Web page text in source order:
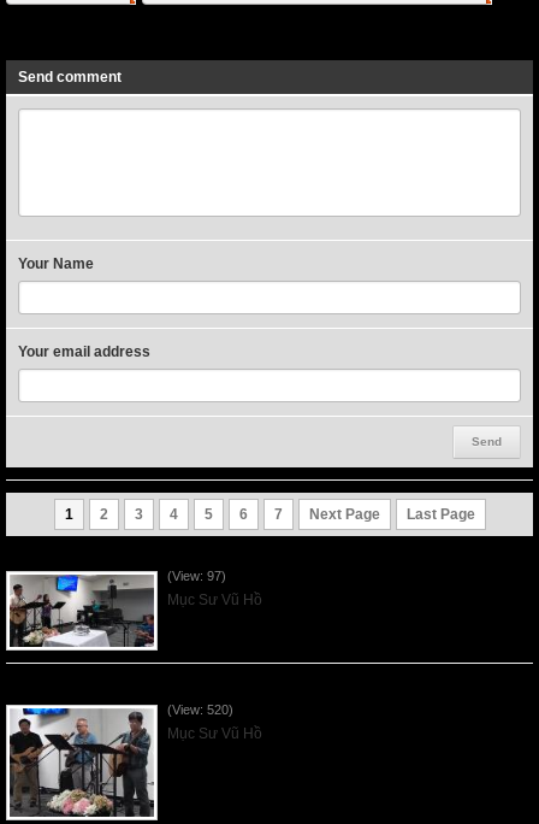
Send comment
Your Name
Your email address
1 2 3 4 5 6 7 Next Page Last Page
(View: 97)
Mục Sư Vũ Hồ
(View: 520)
Mục Sư Vũ Hồ